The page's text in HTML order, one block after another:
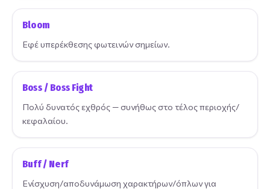
Bloom
Εφέ υπερέκθεσης φωτεινών σημείων.
Boss / Boss Fight
Πολύ δυνατός εχθρός — συνήθως στο τέλος περιοχής/
κεφαλαίου.
Buff / Nerf
Ενίσχυση/αποδυνάμωση χαρακτήρων/όπλων για